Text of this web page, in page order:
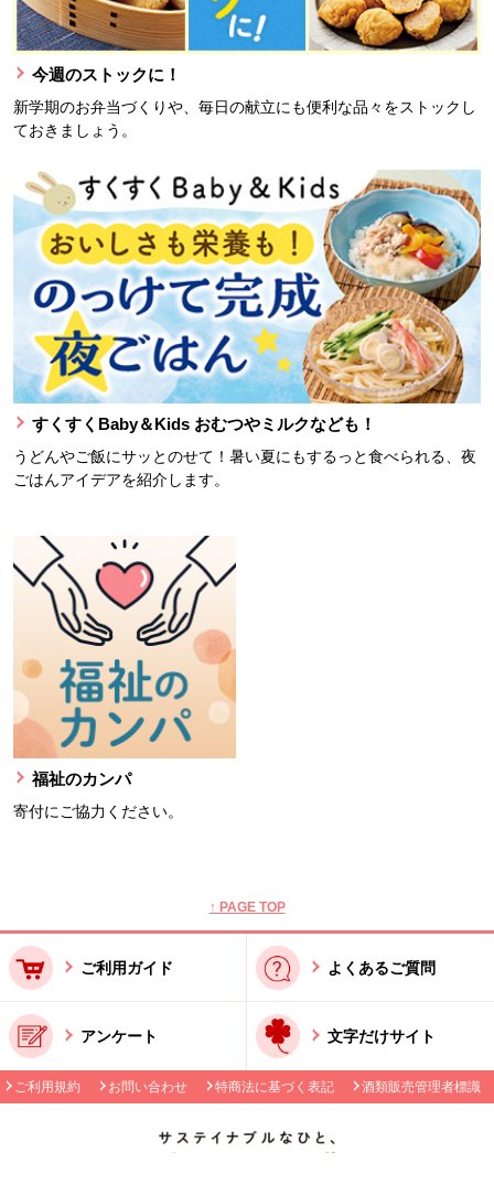
今週のストックに！
新学期のお弁当づくりや、毎日の献立にも便利な品々をストックし
ておきましょう。
すくすくBaby＆Kids おむつやミルクなども！
うどんやご飯にサッとのせて！暑い夏にもするっと食べられる、夜
ごはんアイデアを紹介します。
福祉のカンパ
寄付にご協力ください。
↑ PAGE TOP
ご利用ガイド よくあるご質問
アンケート 文字だけサイト
ご利用規約 お問い合わせ 特商法に基づく表記 酒類販売管理者標識